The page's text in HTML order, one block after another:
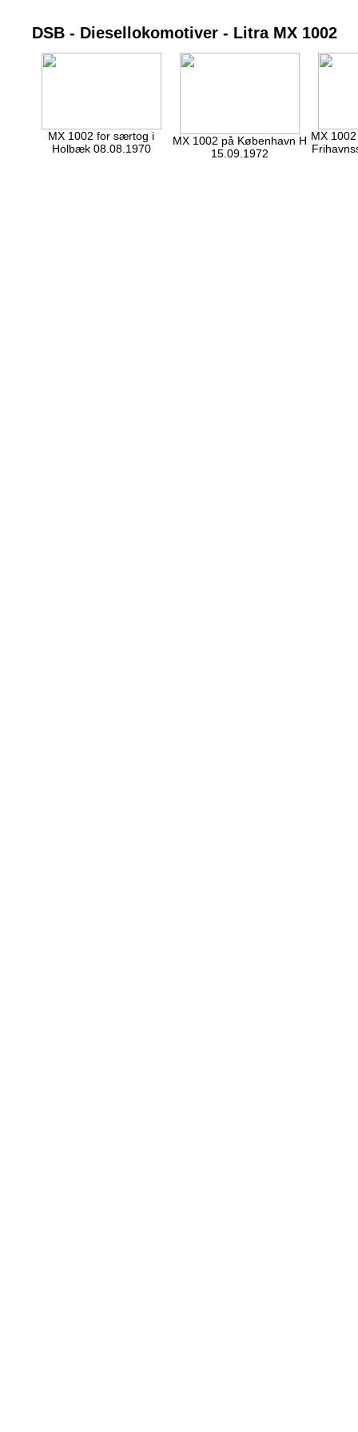
DSB - Diesellokomotiver - Litra MX 1002
MX 1002 for særtog i
Holbæk 08.08.1970
MX 1002 på København H
15.09.1972
MX